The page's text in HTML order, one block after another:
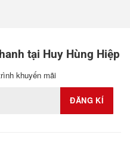
tại Huy Hùng Hiệp
khuyến mãi